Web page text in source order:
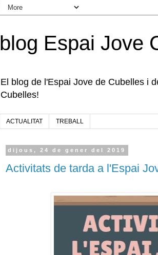
blog Espai Jove
El blog de l'Espai Jove de Cubelles i
Cubelles!
ACTUALITAT TREBALL
dijous, 24 de gener del 2019
Activitats de tarda a l'Espai